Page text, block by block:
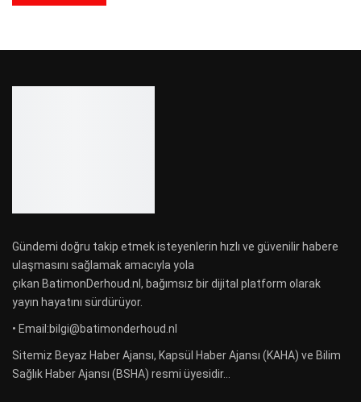
Gündemi doğru takip etmek isteyenlerin hızlı ve güvenilir habere
ulaşmasını sağlamak amacıyla yola
çıkan BatimonDerhoud.nl, bağımsız bir dijital platform olarak
yayın hayatını sürdürüyor.
• Email:bilgi@batimonderhoud.nl
Sitemiz Beyaz Haber Ajansı, Kapsül Haber Ajansı (KAHA) ve Bilim
Sağlık Haber Ajansı (BSHA) resmi üyesidir...